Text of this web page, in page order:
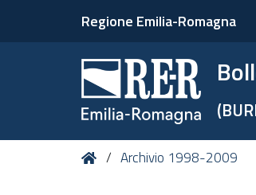
Regione Emilia-Romagna
Tu HomeArchivio 1998-2009